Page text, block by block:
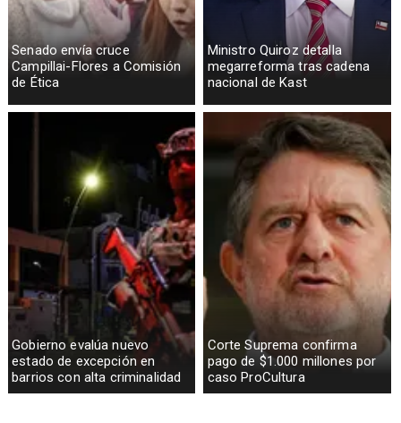
Senado envía cruce
Campillai-Flores a Comisión
de Ética
Ministro Quiroz detalla
megarreforma tras cadena
nacional de Kast
Gobierno evalúa nuevo
estado de excepción en
barrios con alta criminalidad
Corte Suprema confirma
pago de $1.000 millones por
caso ProCultura